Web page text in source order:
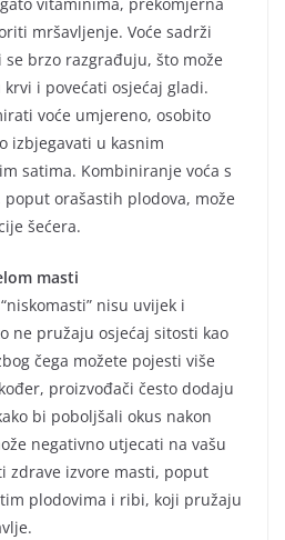
mršavljenje. Voće sadrži
brzo razgrađuju, što može
i povećati osjećaj gladi.
voće umjereno, osobito
izbjegavati u kasnim
satima. Kombiniranje voća s
orašastih plodova, može
šećera.
masti
nisu uvijek i
ne pružaju osjećaj sitosti kao
čega možete pojesti više
proizvođači često dodaju
bi poboljšali okus nakon
negativno utjecati na vašu
zdrave izvore masti, poput
plodovima i ribi, koji pružaju